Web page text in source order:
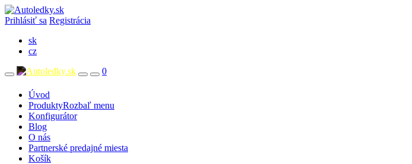
Prihlásiť sa Registrácia
sk
cz
0
Úvod
ProduktyRozbaľ menu
Konfigurátor
Blog
O nás
Partnerské predajné miesta
Košík